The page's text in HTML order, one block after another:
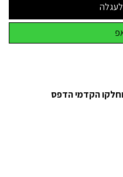
הקדמי הדפס